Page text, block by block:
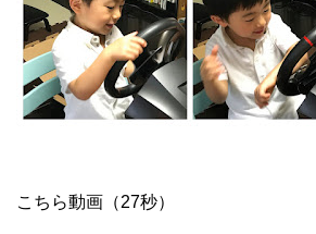
こちら動画（27秒）